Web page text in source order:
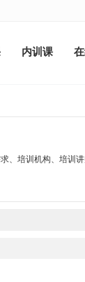
内训课
、培训机构、培训